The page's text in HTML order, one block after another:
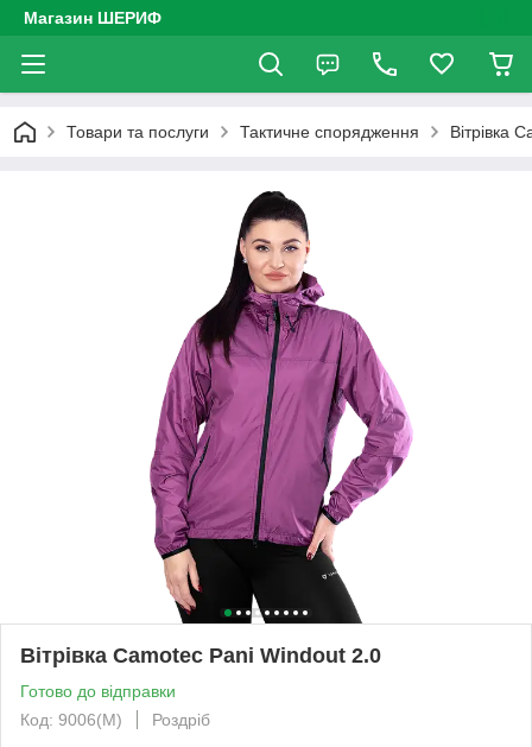
Магазин ШЕРИФ
Товари та послуги Тактичне спорядження Вітрівка
Вітрівка Camotec Pani Windout 2.0
Готово до відправки
Код: 9006(M)
Роздріб